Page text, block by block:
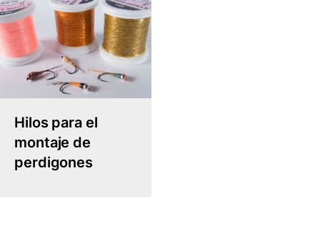
Hilos para el
montaje de
perdigones